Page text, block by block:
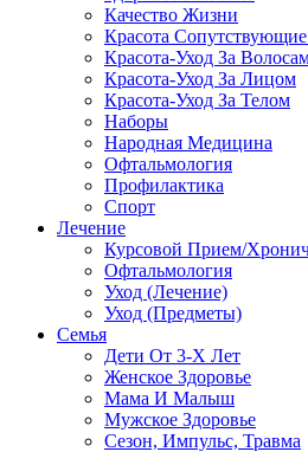
Качество Жизни
Красота
Красота-Уход За
Красота-Уход За Лицом
Красота-Уход За Телом
Наборы
Народная Медицина
Офтальмология
Профилактика
Спорт
Лечение
Курсовой Прием/
Офтальмология
Уход (Лечение)
Уход (Предметы)
Семья
Дети От 3-Х Лет
Женское Здоровье
Мама И Малыш
Мужское Здоровье
Сезон, Импульс, Травма